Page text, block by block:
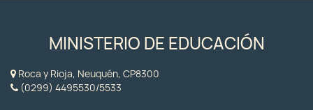
MINISTERIO DE EDUCACIÓN
Roca y Rioja, Neuquén, CP8300
(0299) 4495530/5533